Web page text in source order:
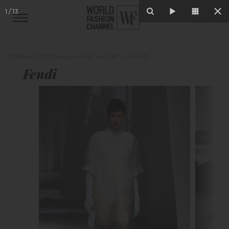
Fendi
1 /13